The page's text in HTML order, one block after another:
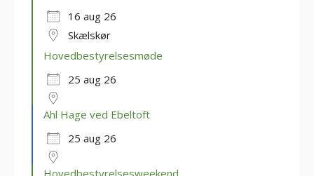
16 aug 26
Skælskør
Hovedbestyrelsesmøde
25 aug 26
Ahl Hage ved Ebeltoft
25 aug 26
Hovedbestyrelsesweekend